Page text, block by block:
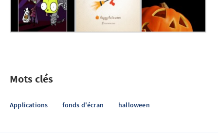
Mots clés
Applications fonds d'écran halloween